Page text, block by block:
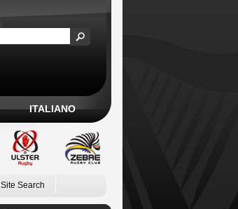
ITALIANO
Site Search